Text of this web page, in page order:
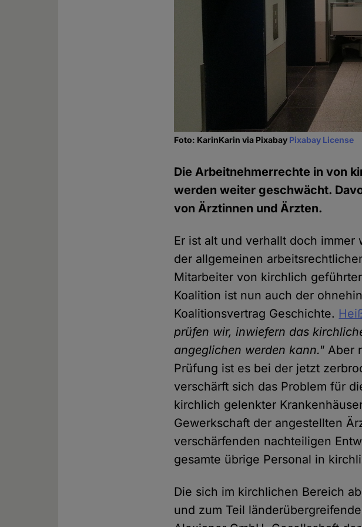
Foto: KarinKarin via Pixabay Pixabay License
Die Arbeitnehmerrechte in von
werden weiter geschwächt.
von Ärztinnen und Ärzten.
Er ist alt und verhallt doch
der allgemeinen
Mitarbeiter von kirchlich
Koalition ist nun auch der
Koalitionsvertrag Geschichte.
prüfen wir, inwiefern das
angeglichen werden kann." Aber
Prüfung ist es bei der jetzt
verschärft sich das Problem für
kirchlich gelenkter
Gewerkschaft der angestellten
verschärfenden nachteiligen
gesamte übrige Personal in
Die sich im kirchlichen Bereich
und zum Teil